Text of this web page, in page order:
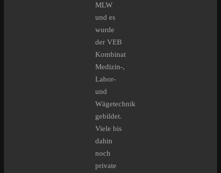
MLW
und es
wurde
der VEB
Kombinat
Medizin-,
Labor-
und
Wägetechnik
gebildet.
Viele bis
dahin
noch
private